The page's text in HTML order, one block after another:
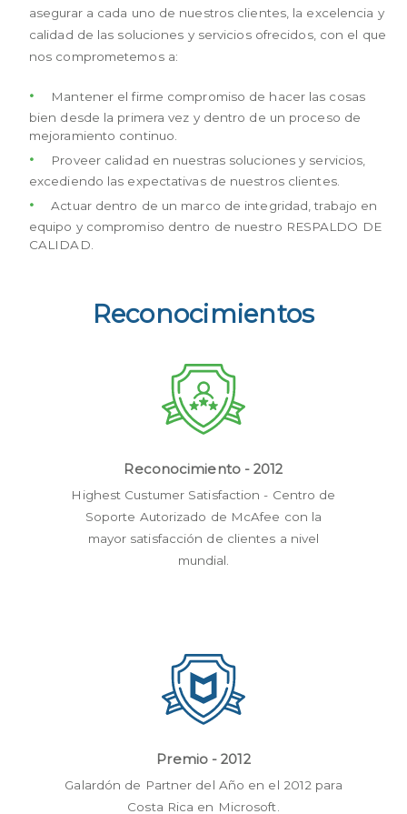
asegurar a cada uno de nuestros clientes, la excelencia y
calidad de las soluciones y servicios ofrecidos, con el que
nos comprometemos a:
Mantener el firme compromiso de hacer las cosas
bien desde la primera vez y dentro de un proceso de
mejoramiento continuo.
Proveer calidad en nuestras soluciones y servicios,
excediendo las expectativas de nuestros clientes.
Actuar dentro de un marco de integridad, trabajo en
equipo y compromiso dentro de nuestro RESPALDO DE
CALIDAD.
Reconocimientos
Reconocimiento - 2012
Highest Custumer Satisfaction - Centro de
Soporte Autorizado de McAfee con la
mayor satisfacción de clientes a nivel
mundial.
Premio - 2012
Galardón de Partner del Año en el 2012 para
Costa Rica en Microsoft.